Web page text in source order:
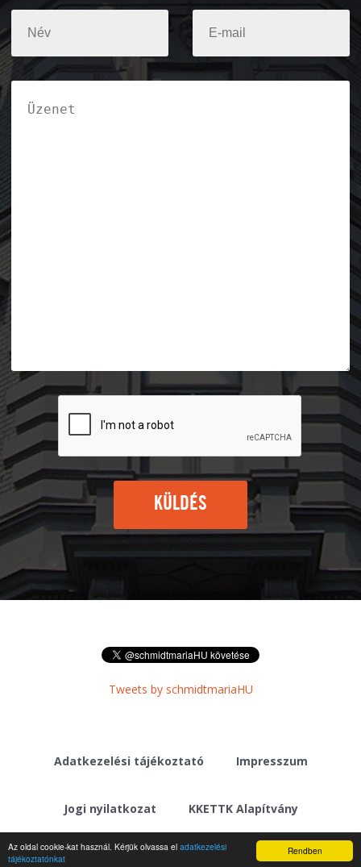
Rendben
Az oldal cookie-kat használ. Kérjük olvassa el adatkezelési
tájékoztatónkat
KÜLDÉS
Tweets by schmidtmariaHU
Adatkezelési tájékoztató Impresszum
Jogi nyilatkozat KKETTK Alapítvány